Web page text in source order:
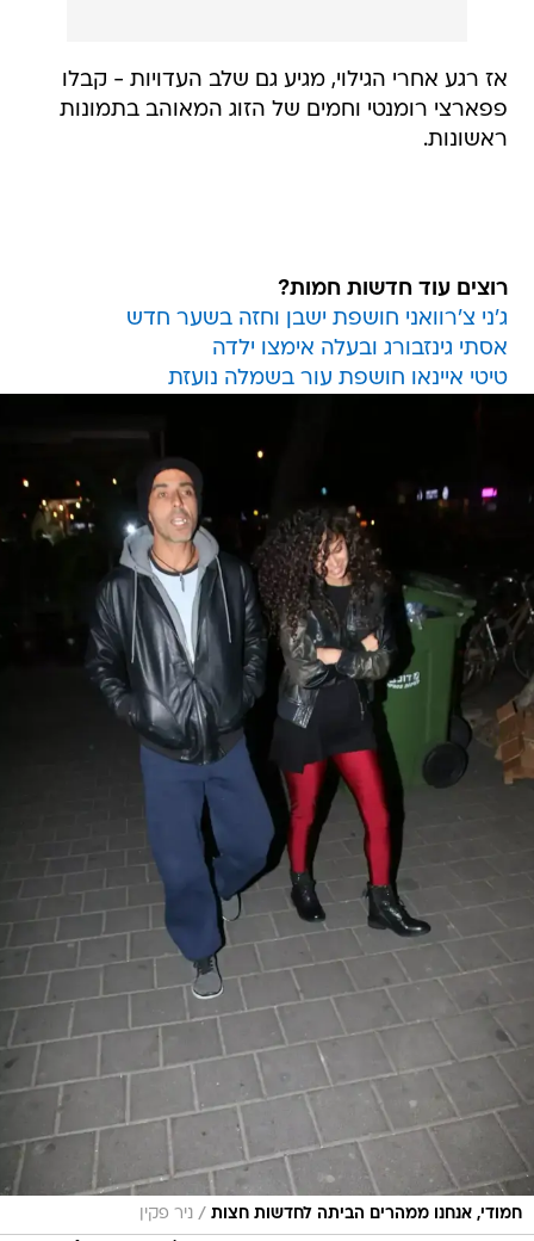
אז רגע אחרי הגילוי, מגיע גם שלב העדויות - קבלו
פפארצי רומנטי וחמים של הזוג המאוהב בתמונות
ראשונות.
רוצים עוד חדשות חמות?
ג'ני צ'רוואני חושפת ישבן וחזה בשער חדש
אסתי גינזבורג ובעלה אימצו ילדה
טיטי איינאו חושפת עור בשמלה נועזת
חמודי, אנחנו ממהרים הביתה לחדשות חצות / ניר פקין